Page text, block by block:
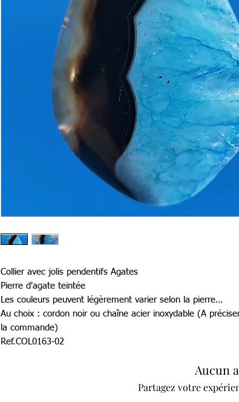
Collier avec jolis pendentifs Agates
Pierre d'agate teintée
Les couleurs peuvent légèrement varier selon la pierre…
Au choix : cordon noir ou chaîne acier inoxydable (A
la commande)
Ref.COL0163-02
Aucun
Partagez votre